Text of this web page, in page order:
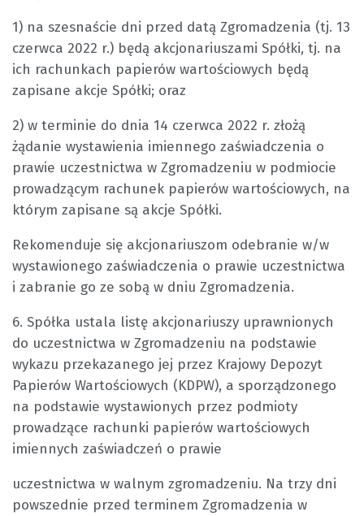
1) na szesnaście dni przed datą Zgromadzenia (tj. 13
czerwca 2022 r.) będą akcjonariuszami Spółki, tj. na
ich rachunkach papierów wartościowych będą
zapisane akcje Spółki; oraz
2) w terminie do dnia 14 czerwca 2022 r. złożą
żądanie wystawienia imiennego zaświadczenia o
prawie uczestnictwa w Zgromadzeniu w podmiocie
prowadzącym rachunek papierów wartościowych, na
którym zapisane są akcje Spółki.
Rekomenduje się akcjonariuszom odebranie w/w
wystawionego zaświadczenia o prawie uczestnictwa
i zabranie go ze sobą w dniu Zgromadzenia.
6. Spółka ustala listę akcjonariuszy uprawnionych
do uczestnictwa w Zgromadzeniu na podstawie
wykazu przekazanego jej przez Krajowy Depozyt
Papierów Wartościowych (KDPW), a sporządzonego
na podstawie wystawionych przez podmioty
prowadzące rachunki papierów wartościowych
imiennych zaświadczeń o prawie
uczestnictwa w walnym zgromadzeniu. Na trzy dni
powszednie przed terminem Zgromadzenia w